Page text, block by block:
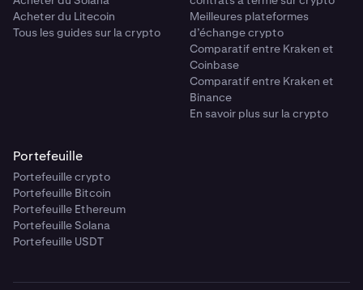
Acheter du Litecoin
Tous les guides sur la crypto
Meilleures plateformes
d’échange crypto
Comparatif entre Kraken et
Coinbase
Comparatif entre Kraken et
Binance
En savoir plus sur la crypto
Portefeuille
Portefeuille crypto
Portefeuille Bitcoin
Portefeuille Ethereum
Portefeuille Solana
Portefeuille USDT